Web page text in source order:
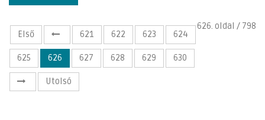
626. oldal / 798
Első
621 622 623 624
625 626 627 628 629 630
Utolsó